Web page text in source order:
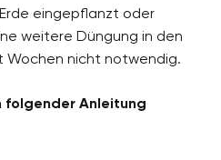
eingepflanzt oder
weitere Düngung in den
Wochen nicht notwendig.
folgender Anleitung